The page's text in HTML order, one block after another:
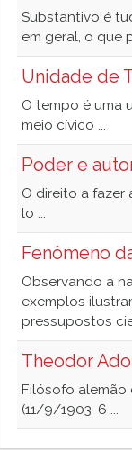
Substantivo é
em geral, o que
Unidade de
O tempo é uma
meio cívico ...
Poder e
O direito a fazer
lo ...
Fenômeno
Observando a
exemplos
pressupostos
Theodor
Filósofo alemão
(11/9/1903-6 ...